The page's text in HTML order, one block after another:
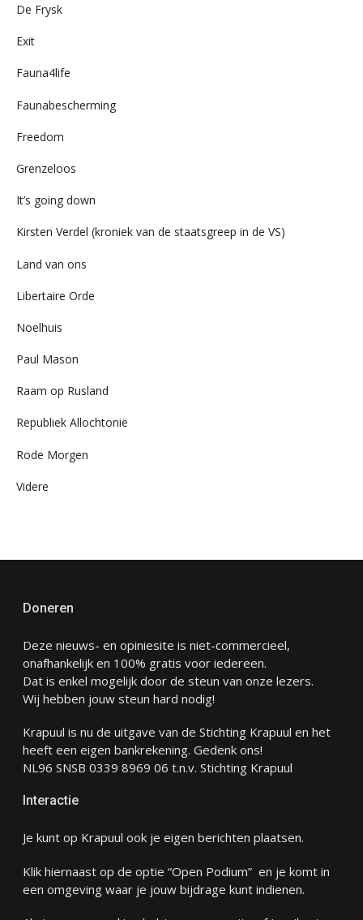
De Frysk
Exit
Fauna4life
Faunabescherming
Freedom
Grenzeloos
It’s going down
Kirsten Verdel (kroniek van de staatsgreep in de VS)
Land van ons
Libertaire Orde
Noelhuis
Paul Mason
Raam op Rusland
Republiek Allochtonië
Rode Morgen
Videre
Doneren
Deze nieuws- en opiniesite is niet-commercieel,
onafhankelijk en 100% gratis voor iedereen.
Dat is enkel mogelijk door de steun van onze lezers.
Wij hebben jouw steun hard nodig!
Krapuul is nu de uitgave van de Stichting Krapuul en het
heeft een eigen bankrekening. Gedenk ons!
NL96 SNSB 0339 8969 06 t.n.v. Stichting Krapuul
Interactie
Je kunt op Krapuul ook je eigen berichten plaatsen.
Klik hiernaast op de optie “Open Podium” en je komt in
een omgeving waar je jouw bijdrage kunt indienen.